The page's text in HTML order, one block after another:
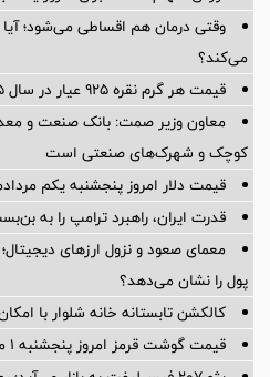
وقتی درمان هم اقساطی می‌شود؛ آیا
می‌کند؟
قیمت هر گرم نقره ۹۲۵ عیار در سال ۱۴۰۵
معاون وزیر صمت: بانک صنعت و
کوچک و شهرک‌های صنعتی است
قیمت دلار امروز پنجشنبه یکم مردادماه
قدرت ایران، راهبرد ترامپ را به
معمای صعود و نزول ارزهای
پول را نشان می‌دهد؟
کالکشن تابستانه خانه شلوار با
قیمت گوشت قرمز امروز پنجشنبه ۱ مرداد ۱۴۰۵ +جدول